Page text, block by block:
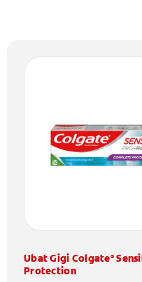
Ubat Gigi Colgate®
Protection